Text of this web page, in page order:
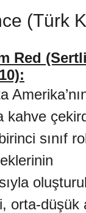
(Türk
Red
kahve
sınıf
orta-düşük